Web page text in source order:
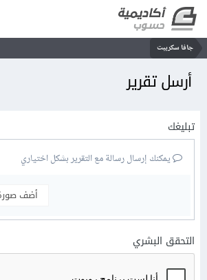
جافا سكريبت
أرسل تقرير
تبليغك
يمكنك إرسال رسالة مع التقرير بشكل اختياري
أضف
التحقق البشري